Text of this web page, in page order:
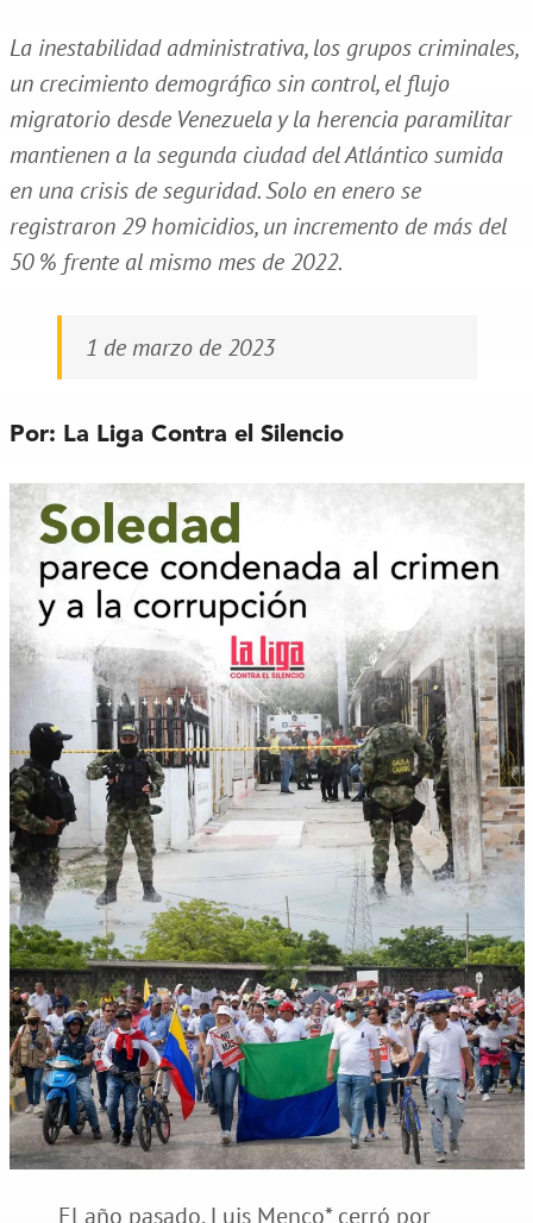
La inestabilidad administrativa, los grupos criminales,
un crecimiento demográfico sin control, el flujo
migratorio desde Venezuela y la herencia paramilitar
mantienen a la segunda ciudad del Atlántico sumida
en una crisis de seguridad. Solo en enero se
registraron 29 homicidios, un incremento de más del
50 % frente al mismo mes de 2022.
1 de marzo de 2023
Por: La Liga Contra el Silencio
El año pasado, Luis Menco* cerró por